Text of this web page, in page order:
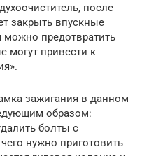
после
закрыть впускные
предотвратить
могут привести к
зажигания в данном
образом:
болты с
нужно приготовить